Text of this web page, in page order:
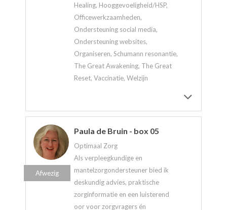
Healing, Hooggevoeligheid/HSP,
Officewerkzaamheden,
Ondersteuning social media,
Ondersteuning websites,
Organiseren, Schumann resonantie,
The Great Awakening, The Great
Reset, Vaccinatie, Welzijn
Paula de Bruin - box 05
Optimaal Zorg
Als verpleegkundige en
mantelzorgondersteuner bied ik
deskundig advies, praktische
zorginformatie en een luisterend
oor voor zorgvragers én
Afwezig